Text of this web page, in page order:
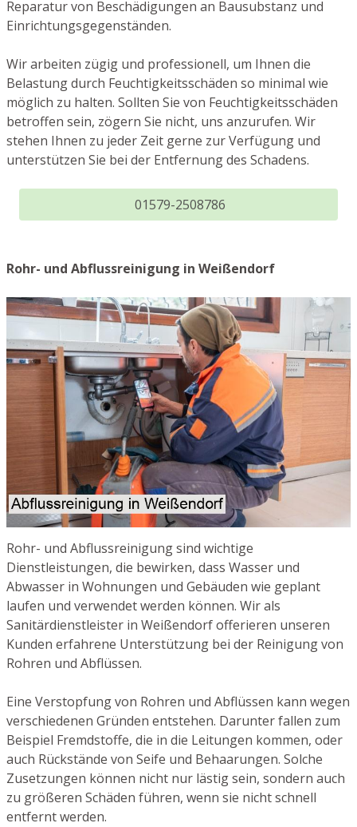
Reparatur von Beschädigungen an Bausubstanz und
Einrichtungsgegenständen.
Wir arbeiten zügig und professionell, um Ihnen die
Belastung durch Feuchtigkeitsschäden so minimal wie
möglich zu halten. Sollten Sie von Feuchtigkeitsschäden
betroffen sein, zögern Sie nicht, uns anzurufen. Wir
stehen Ihnen zu jeder Zeit gerne zur Verfügung und
unterstützen Sie bei der Entfernung des Schadens.
01579-2508786
Rohr- und Abflussreinigung in Weißendorf
Rohr- und Abflussreinigung sind wichtige
Dienstleistungen, die bewirken, dass Wasser und
Abwasser in Wohnungen und Gebäuden wie geplant
laufen und verwendet werden können. Wir als
Sanitärdienstleister in Weißendorf offerieren unseren
Kunden erfahrene Unterstützung bei der Reinigung von
Rohren und Abflüssen.
Eine Verstopfung von Rohren und Abflüssen kann wegen
verschiedenen Gründen entstehen. Darunter fallen zum
Beispiel Fremdstoffe, die in die Leitungen kommen, oder
auch Rückstände von Seife und Behaarungen. Solche
Zusetzungen können nicht nur lästig sein, sondern auch
zu größeren Schäden führen, wenn sie nicht schnell
entfernt werden.